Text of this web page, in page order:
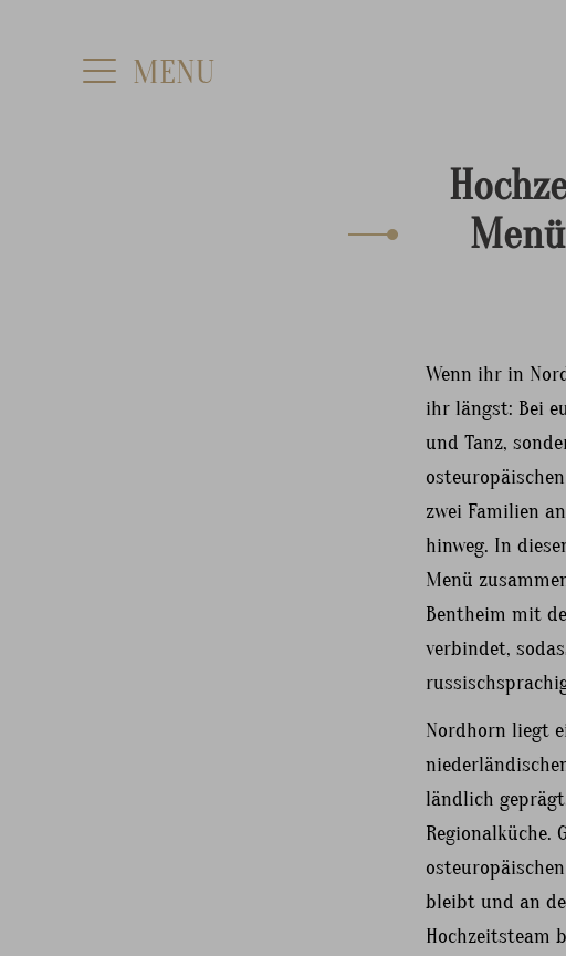
Wenn ihr in
ihr längst: Bei
und Tanz,
zwei Familien
hinweg. In
Menü
Bentheim mit
verbindet,
Nordhorn liegt
ländlich
Regionalküche.
bleibt und an
Hochzeitsteam